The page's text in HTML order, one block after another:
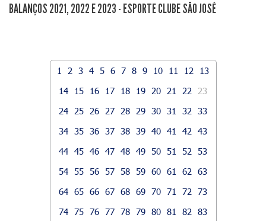
BALANÇOS 2021, 2022 E 2023 - ESPORTE CLUBE SÃO JOSÉ
1 2 3 4 5 6 7 8 9 10 11 12
13
14
15 16 17 18 19 20 21 22
23
24
25 26 27 28 29 30 31 32
33
34 35 36 37 38 39 40 41 42
43
44 45 46 47 48 49 50 51 52
53
54 55 56 57 58 59 60 61 62
63
64 65 66 67 68 69 70 71 72
73
74 75 76 77 78 79 80 81 82
83